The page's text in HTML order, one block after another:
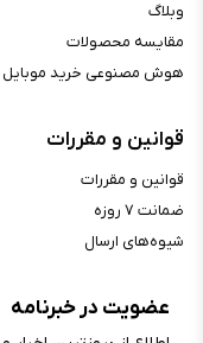
سایر حسگرها :
نوع باتری :
ظرفیت باتری :
قابلیت شارژ سریع :
توضیحات شارژ :
عضویت در خبرنامه
وبلاگ
مقایسه محصولات
هوش مصنوعی خرید موبایل
قوانین و مقررات
قوانین و مقررات
ضمانت ۷ روزه
شیوه‌های ارسال